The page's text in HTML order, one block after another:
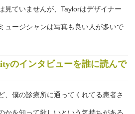
見ていませんが、Taylorはデザイナー
ュージシャンは写真も良い人が多いで
のインタビューを誰に読んで
、僕の診療所に通ってくれてる患者さ